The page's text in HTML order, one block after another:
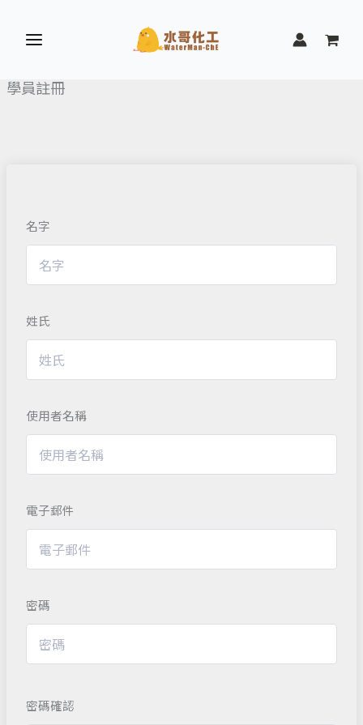
內學員註冊
名字
姓氏
使用者名稱
電子郵件
密碼
密碼確認